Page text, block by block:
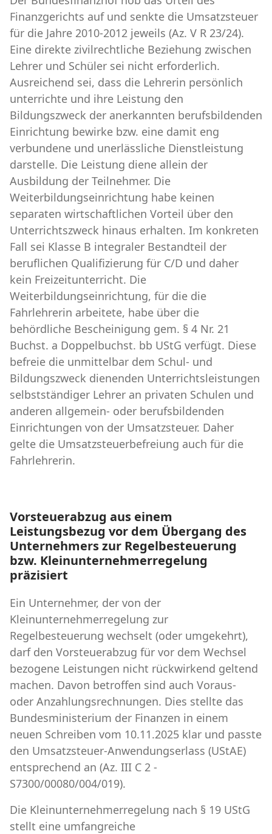
Finanzgerichts auf und senkte die Umsatzsteuer
für die Jahre 2010-2012 jeweils (Az. V R 23/24).
Eine direkte zivilrechtliche Beziehung zwischen
Lehrer und Schüler sei nicht erforderlich.
Ausreichend sei, dass die Lehrerin persönlich
unterrichte und ihre Leistung den
Bildungszweck der anerkannten berufsbildenden
Einrichtung bewirke bzw. eine damit eng
verbundene und unerlässliche Dienstleistung
darstelle. Die Leistung diene allein der
Ausbildung der Teilnehmer. Die
Weiterbildungseinrichtung habe keinen
separaten wirtschaftlichen Vorteil über den
Unterrichtszweck hinaus erhalten. Im konkreten
Fall sei Klasse B integraler Bestandteil der
beruflichen Qualifizierung für C/D und daher
kein Freizeitunterricht. Die
Weiterbildungseinrichtung, für die die
Fahrlehrerin arbeitete, habe über die
behördliche Bescheinigung gem. § 4 Nr. 21
Buchst. a Doppelbuchst. bb UStG verfügt. Diese
befreie die unmittelbar dem Schul- und
Bildungszweck dienenden Unterrichtsleistungen
selbstständiger Lehrer an privaten Schulen und
anderen allgemein- oder berufsbildenden
Einrichtungen von der Umsatzsteuer. Daher
gelte die Umsatzsteuerbefreiung auch für die
Fahrlehrerin.
Vorsteuerabzug aus einem
Leistungsbezug vor dem Übergang des
Unternehmers zur Regelbesteuerung
bzw. Kleinunternehmerregelung
präzisiert
Ein Unternehmer, der von der
Kleinunternehmerregelung zur
Regelbesteuerung wechselt (oder umgekehrt),
darf den Vorsteuerabzug für vor dem Wechsel
bezogene Leistungen nicht rückwirkend geltend
machen. Davon betroffen sind auch Voraus-
oder Anzahlungsrechnungen. Dies stellte das
Bundesministerium der Finanzen in einem
neuen Schreiben vom 10.11.2025 klar und passte
den Umsatzsteuer-Anwendungserlass (UStAE)
entsprechend an (Az. III C 2 -
S7300/00080/004/019).
Die Kleinunternehmerregelung nach § 19 UStG
stellt eine umfangreiche